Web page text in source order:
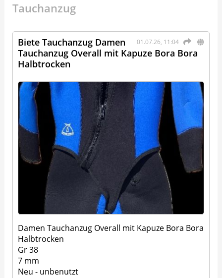
Tauchanzug
01.07.26, 11:04
Biete Tauchanzug Damen
Tauchanzug Overall mit Kapuze Bora Bora
Halbtrocken
Damen Tauchanzug Overall mit Kapuze Bora Bora
Halbtrocken
Gr 38
7 mm
Neu - unbenutzt